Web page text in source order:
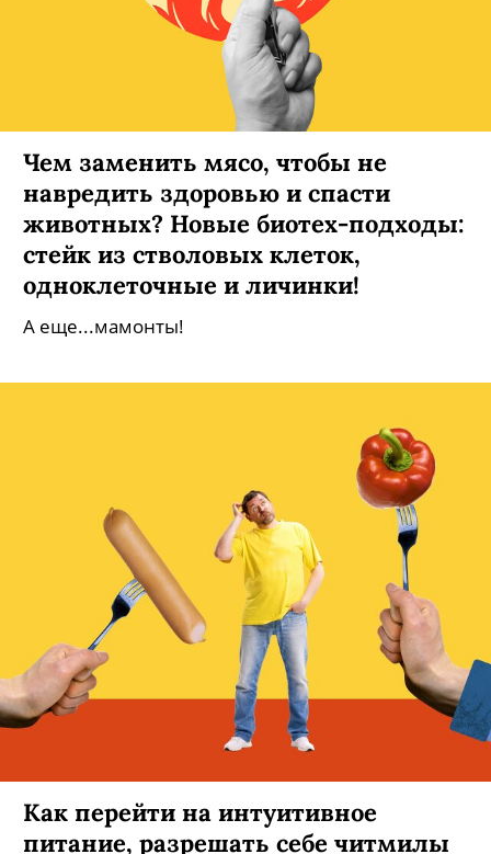
Чем заменить мясо, чтобы не
навредить здоровью и спасти
животных? Новые биотех-подходы:
стейк из стволовых клеток,
одноклеточные и личинки!
А еще...мамонты!
Как перейти на интуитивное
питание, разрешать себе читмилы